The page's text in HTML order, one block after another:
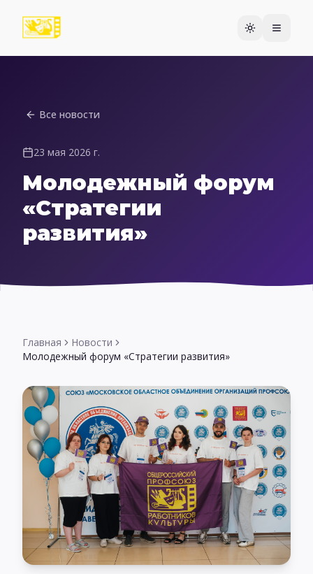
Все новости
23 мая 2026 г.
Молодежный форум
«Стратегии
развития»
Главная
Новости
Молодежный форум «Стратегии развития»